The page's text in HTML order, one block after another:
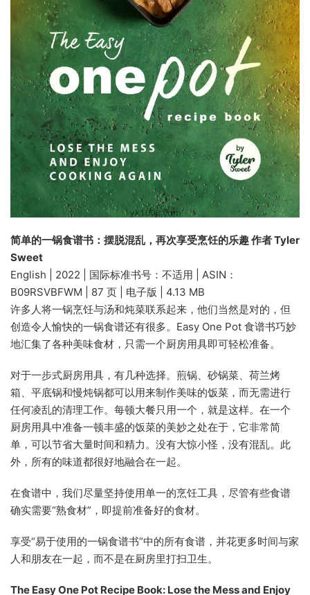
简单的一锅食谱书：摆脱混乱，再次享受烹饪的乐趣 作者 Tyler
Sweet
English | 2022 | 国际标准书号：不适用 | ASIN：
B09RSVBFWM | 87 页 | 电子版 | 4.13 MB
许多人将一锅烹饪与汤和炖菜联系起来，他们当然是对的，但
创造令人愉快的一锅食谱还有很多。Easy One Pot 食谱书巧妙
地汇集了各种美味食材，只需一个厨房用具即可轻松准备。
对于一步式厨房用具，有几种选择。煎锅、砂锅菜、荷兰烤
箱、平底锅和慢炖锅都可以用来制作美味的饭菜，而无需进行
任何凌乱的清理工作。每顿大餐只用一个，就是这样。在一个
厨房用具中准备一顿丰盛的饭菜的美妙之处在于，它非常简
单，可以节省大量时间和精力。没有大惊小怪，没有混乱。此
外，所有的味道都很好地融合在一起。
在食谱中，我们尽量坚持使用单一的烹饪工具，尽管有些食谱
确实需要“熟食材”，即提前准备好的食材。
享受“易于使用的一锅食谱书”中的所有食谱，并花更多时间与家
人和朋友在一起，而不是在厨房里打扫卫生。
The Easy One Pot Recipe Book: Lose the Mess and Enjoy